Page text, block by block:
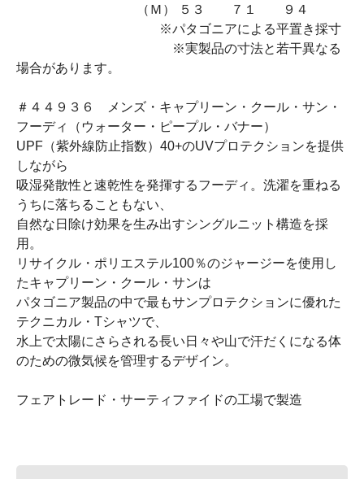
（Ｍ） ５３ ７１ ９４
※パタゴニアによる平置き採寸
※実製品の寸法と若干異なる
場合があります。
＃４４９３６ メンズ・キャプリーン・クール・サン・
フーディ（ウォーター・ピープル・バナー）
UPF（紫外線防止指数）40+のUVプロテクションを提供
しながら
吸湿発散性と速乾性を発揮するフーディ。洗濯を重ねる
うちに落ちることもない、
自然な日除け効果を生み出すシングルニット構造を採
用。
リサイクル・ポリエステル100％のジャージーを使用し
たキャプリーン・クール・サンは
パタゴニア製品の中で最もサンプロテクションに優れた
テクニカル・Tシャツで、
水上で太陽にさらされる長い日々や山で汗だくになる体
のための微気候を管理するデザイン。
フェアトレード・サーティファイドの工場で製造